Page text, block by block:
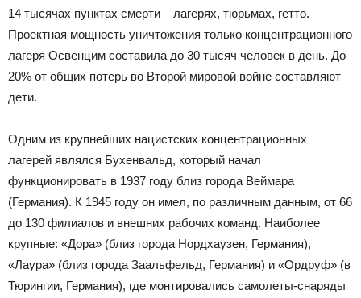
14 тысячах пунктах смерти – лагерях, тюрьмах, гетто.
Проектная мощность уничтожения только концентрационного
лагеря Освенцим составила до 30 тысяч человек в день. До
20% от общих потерь во Второй мировой войне составляют
дети.
Одним из крупнейших нацистских концентрационных
лагерей являлся Бухенвальд, который начал
функционировать в 1937 году близ города Веймара
(Германия). К 1945 году он имел, по различным данным, от 66
до 130 филиалов и внешних рабочих команд. Наиболее
крупные: «Дора» (близ города Нордхаузен, Германия),
«Лаура» (близ города Заальфельд, Германия) и «Ордруф» (в
Тюрингии, Германия), где монтировались самолеты-снаряды